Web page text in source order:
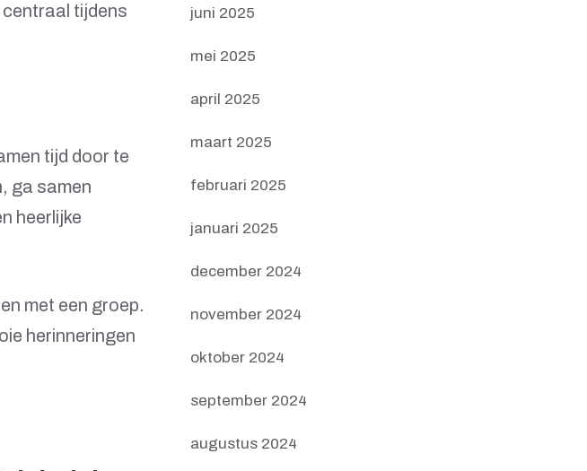
centraal tijdens
tijd door te
ga samen
heerlijke
met een groep.
herinneringen
juni 2025
mei 2025
april 2025
maart 2025
februari 2025
januari 2025
december 2024
november 2024
oktober 2024
september 2024
augustus 2024